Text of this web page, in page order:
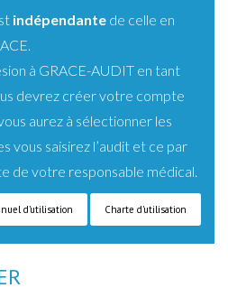
indépendante de celle en
à GRACE-AUDIT en tant
devrez créer votre compte
aurez à sélectionner les
vous saisirez l’audit et ce par
de votre responsable médical.
d’utilisation Charte d’utilisation